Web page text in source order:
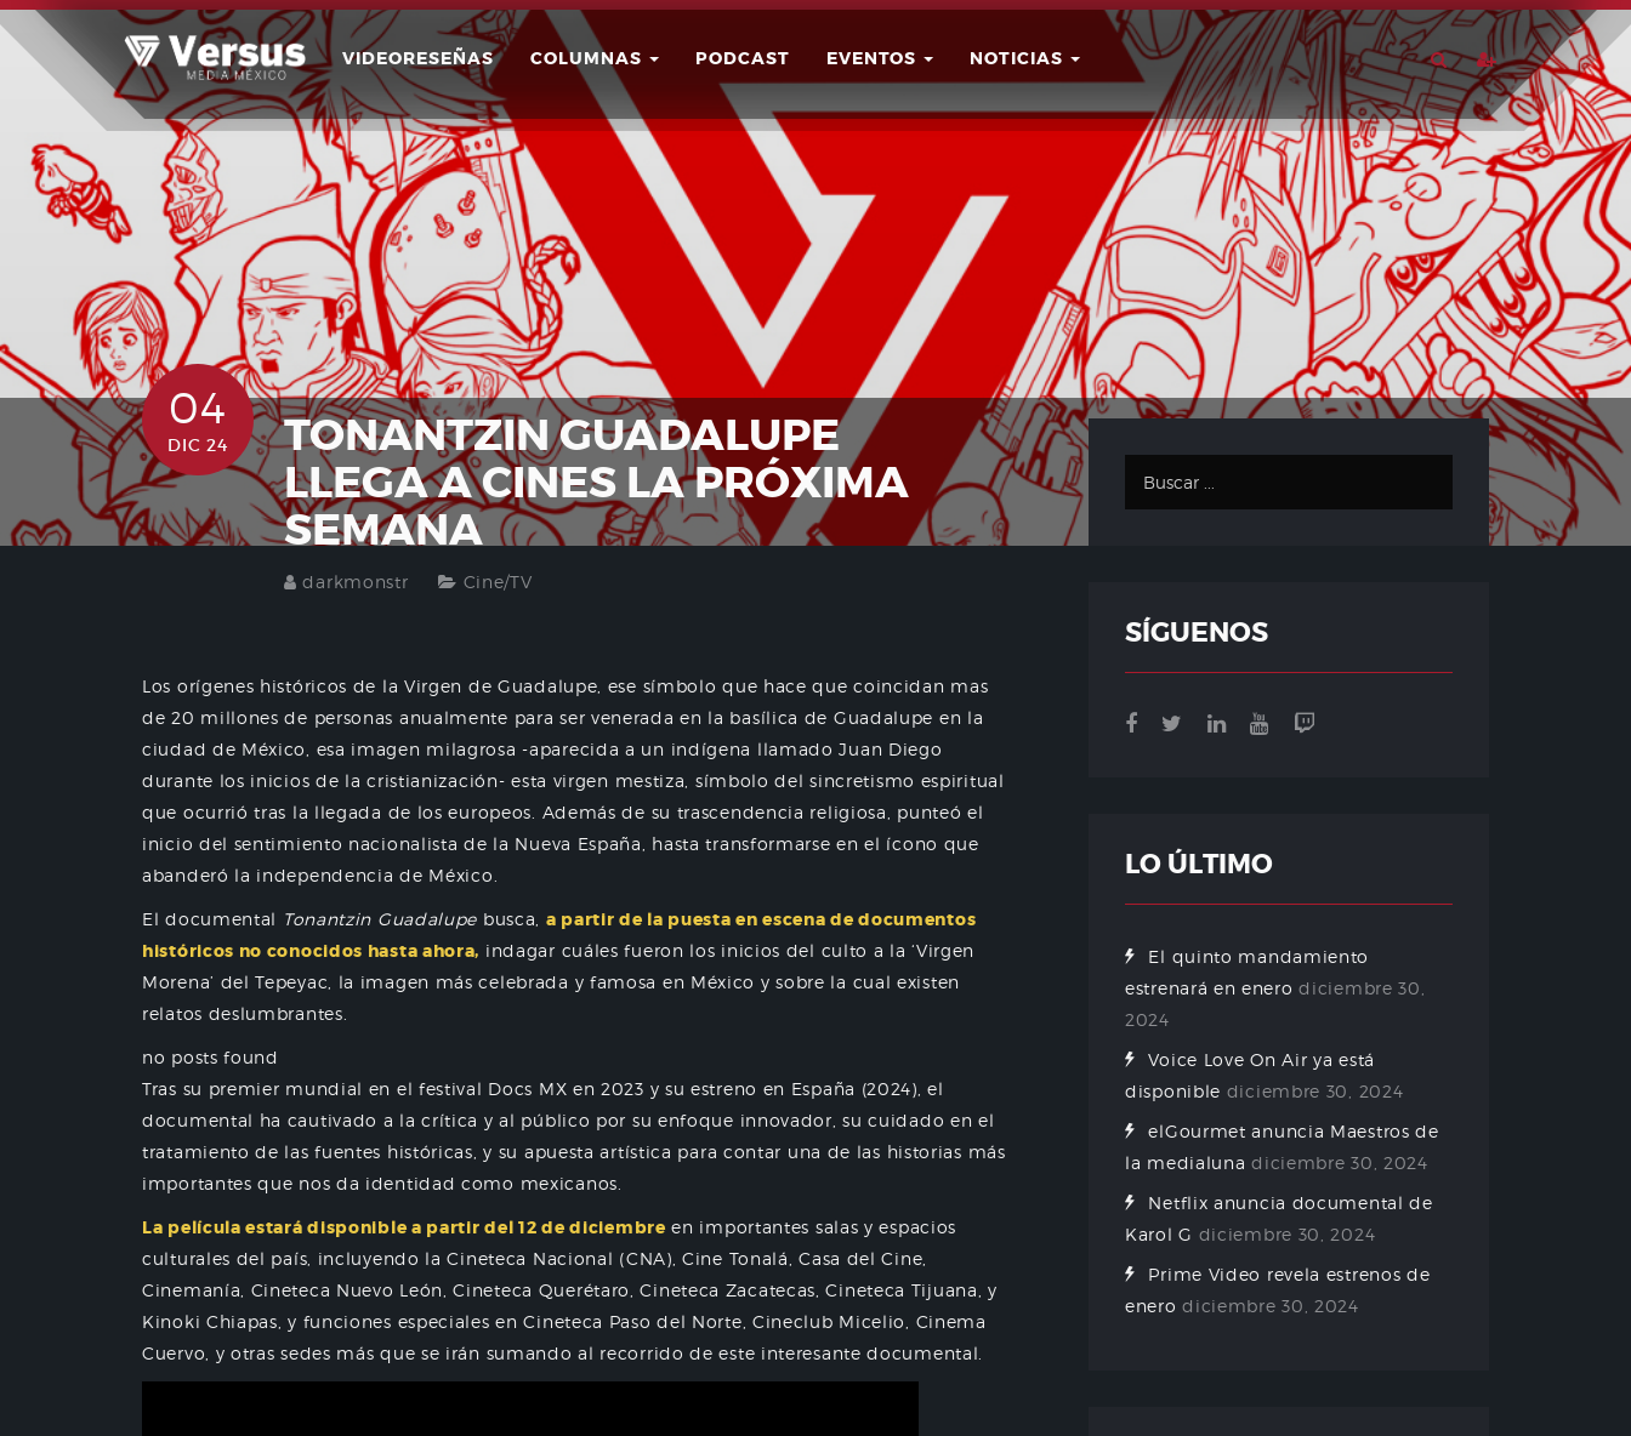
Skip
to
content
VIDEORESEÑAS COLUMNAS PODCAST EVENTOS NOTICIAS
Buscar Usuario
04
DIC 24
TONANTZIN GUADALUPE
LLEGA A CINES LA PRÓXIMA
SEMANA
darkmonstr Cine/TV
Los orígenes históricos de la Virgen de Guadalupe, ese símbolo que hace que coincidan mas
de 20 millones de personas anualmente para ser venerada en la basílica de Guadalupe en la
ciudad de México, esa imagen milagrosa -aparecida a un indígena llamado Juan Diego
durante los inicios de la cristianización- esta virgen mestiza, símbolo del sincretismo espiritual
que ocurrió tras la llegada de los europeos. Además de su trascendencia religiosa, punteó el
inicio del sentimiento nacionalista de la Nueva España, hasta transformarse en el ícono que
abanderó la independencia de México.
El documental Tonantzin Guadalupe busca, a partir de la puesta en escena de documentos
históricos no conocidos hasta ahora, indagar cuáles fueron los inicios del culto a la ‘Virgen
Morena’ del Tepeyac, la imagen más celebrada y famosa en México y sobre la cual existen
relatos deslumbrantes.
no posts found
Tras su premier mundial en el festival Docs MX en 2023 y su estreno en España (2024), el
documental ha cautivado a la crítica y al público por su enfoque innovador, su cuidado en el
tratamiento de las fuentes históricas, y su apuesta artística para contar una de las historias más
importantes que nos da identidad como mexicanos.
La película estará disponible a partir del 12 de diciembre en importantes salas y espacios
culturales del país, incluyendo la Cineteca Nacional (CNA), Cine Tonalá, Casa del Cine,
Cinemanía, Cineteca Nuevo León, Cineteca Querétaro, Cineteca Zacatecas, Cineteca Tijuana, y
Kinoki Chiapas, y funciones especiales en Cineteca Paso del Norte, Cineclub Micelio, Cinema
Cuervo, y otras sedes más que se irán sumando al recorrido de este interesante documental.
SÍGUENOS
LO ÚLTIMO
El quinto mandamiento
estrenará en enero diciembre 30,
2024
Voice Love On Air ya está
disponible diciembre 30, 2024
elGourmet anuncia Maestros de
la medialuna diciembre 30, 2024
Netflix anuncia documental de
Karol G diciembre 30, 2024
Prime Video revela estrenos de
enero diciembre 30, 2024